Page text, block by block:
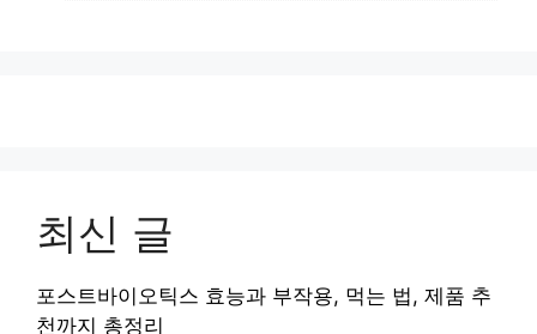
최신 글
포스트바이오틱스 효능과 부작용, 먹는 법, 제품 추
천까지 총정리